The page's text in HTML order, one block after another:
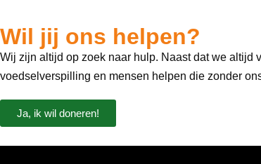
Wil jij ons helpen?
Wij zijn altijd op zoek naar hulp. Naast dat we
voedselverspilling en mensen helpen die zonder
Ja, ik wil doneren!